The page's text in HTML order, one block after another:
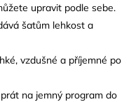
upravit podle sebe.
šatům lehkost a
vzdušné a příjemné po
na jemný program do